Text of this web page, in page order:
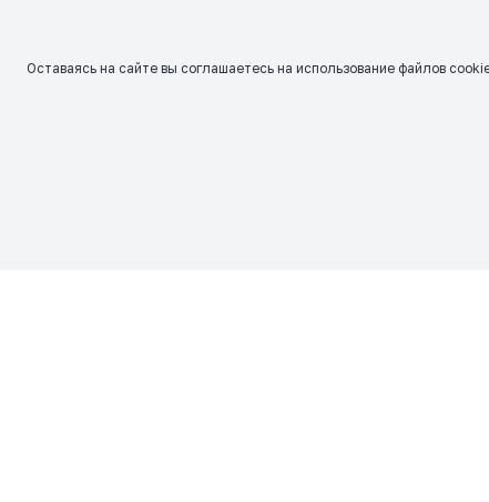
Оставаясь на сайте вы соглашаетесь на использование файлов